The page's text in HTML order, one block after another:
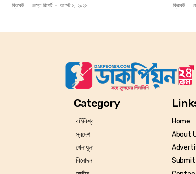
ক্রিকেট ডেস্ক রিপোর্ট - আগস্ট ৬, ২০২৬ ক্রিকেট
Category
বর্হিবিশ্ব
স্বদেশ
খেলাধূলা
বিনোদন
Home
About
Submit